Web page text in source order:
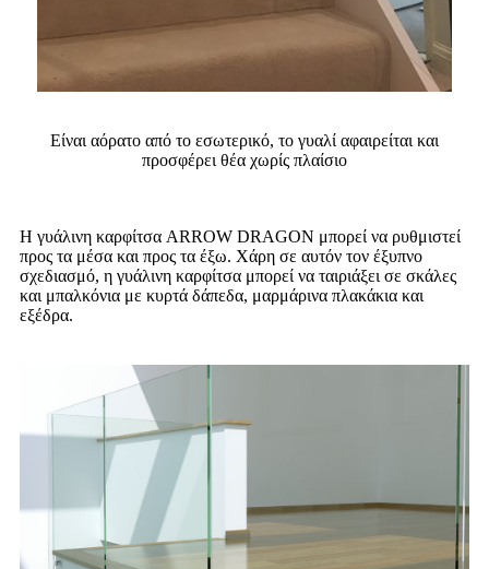
Είναι αόρατο από το εσωτερικό, το γυαλί αφαιρείται και
προσφέρει θέα χωρίς πλαίσιο
Η γυάλινη καρφίτσα ARROW DRAGON μπορεί να ρυθμιστεί
προς τα μέσα και προς τα έξω. Χάρη σε αυτόν τον έξυπνο
σχεδιασμό, η γυάλινη καρφίτσα μπορεί να ταιριάξει σε σκάλες
και μπαλκόνια με κυρτά δάπεδα, μαρμάρινα πλακάκια και
εξέδρα.